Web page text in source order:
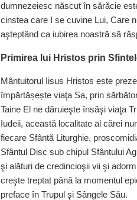
dumnezeiesc născut în sărăcie
cinstea care I se cuvine Lui, Care
aşteptând ca iubirea noastră să
Primirea lui Hristos prin
Mântuitorul Iisus Hristos este
împărtășește viaţa Sa, prin
Taine El ne dăruieşte însăşi viaţa
Iudeii, această localitate al cărei
fiecare Sfântă Liturghie,
Sfântul Disc sub chipul Sfântului
şi alături de credincioşii vii şi
creşte treptat până la momentul
preface în Trupul şi Sângele Său.